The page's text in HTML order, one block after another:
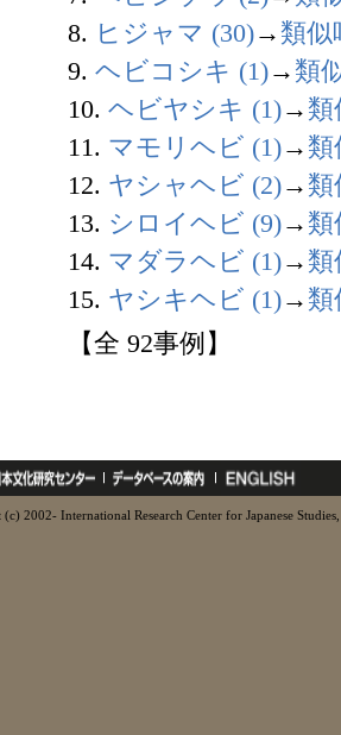
8. ヒジャマ (30)→ 類似
9. ヘビコシキ (1)→ 類
10. ヘビヤシキ (1)→ 類
11. マモリヘビ (1)→ 類
12. ヤシャヘビ (2)→ 類
13. シロイヘビ (9)→ 類
14. マダラヘビ (1)→ 類
15. ヤシキヘビ (1)→ 類
【全 92事例】
2002- International Research Center for Japanese